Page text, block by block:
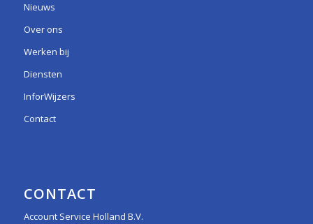
Nieuws
Over ons
Werken bij
Diensten
InforWijzers
Contact
CONTACT
Account Service Holland B.V.